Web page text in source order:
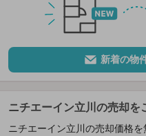
新着の物
ニチエーイン立川の売却を
ニチエーイン立川の売却価格